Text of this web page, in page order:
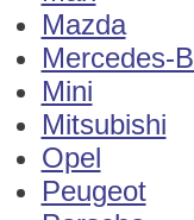
Mazda
Mercedes-
Mini
Mitsubishi
Opel
Peugeot